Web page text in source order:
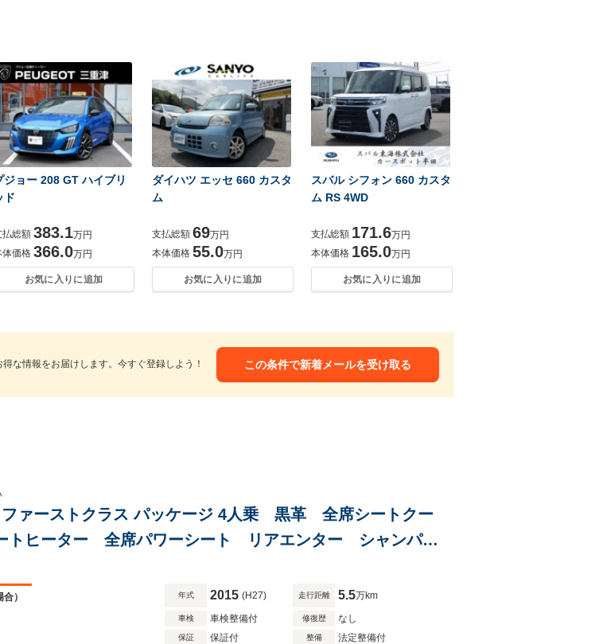
ジョー 208 GT ハイブリ
ド
払総額 383.1万円
体価格 366.0万円
お気に入りに追加
ダイハツ エッセ 660 カスタ
ム
支払総額 69万円
本体価格 55.0万円
お気に入りに追加
スバル シフォン 660 カスタ
ム RS 4WD
支払総額 171.6万円
本体価格 165.0万円
お気に入りに追加
な情報をお届けします。今すぐ登録しよう！ この条件で新着メールを受け取る
ファーストクラス パッケージ 4人乗 黒革 全席シートクー
トヒーター 全席パワーシート リアエンター シャンパン
レーダークルコン
） 年式 2015 (H27) 走行距離 5.5万km
車検 車検整備付 修復歴 なし
保証 保証付 整備 法定整備付